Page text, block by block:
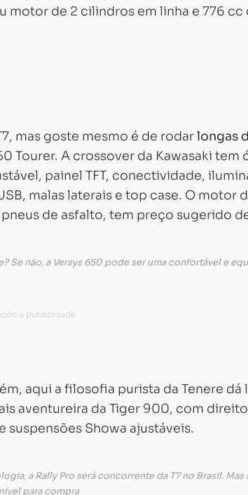
motor de 2 cilindros em linha e 776 cc
mas goste mesmo é de rodarlongas
Tourer. A crossover da Kawasaki tem
painel TFT, conectividade,
malas laterais e top case. O motor
pneus de asfalto, tem preço sugerido
Se não, a Versys 650 pode ser uma confortável e
aqui a filosofia purista da Tenere dá
aventureira da Tiger 900, com
suspensões Showa ajustáveis.
a Rally Pro será concorrente da T7 no Brasil. Mas
para compra